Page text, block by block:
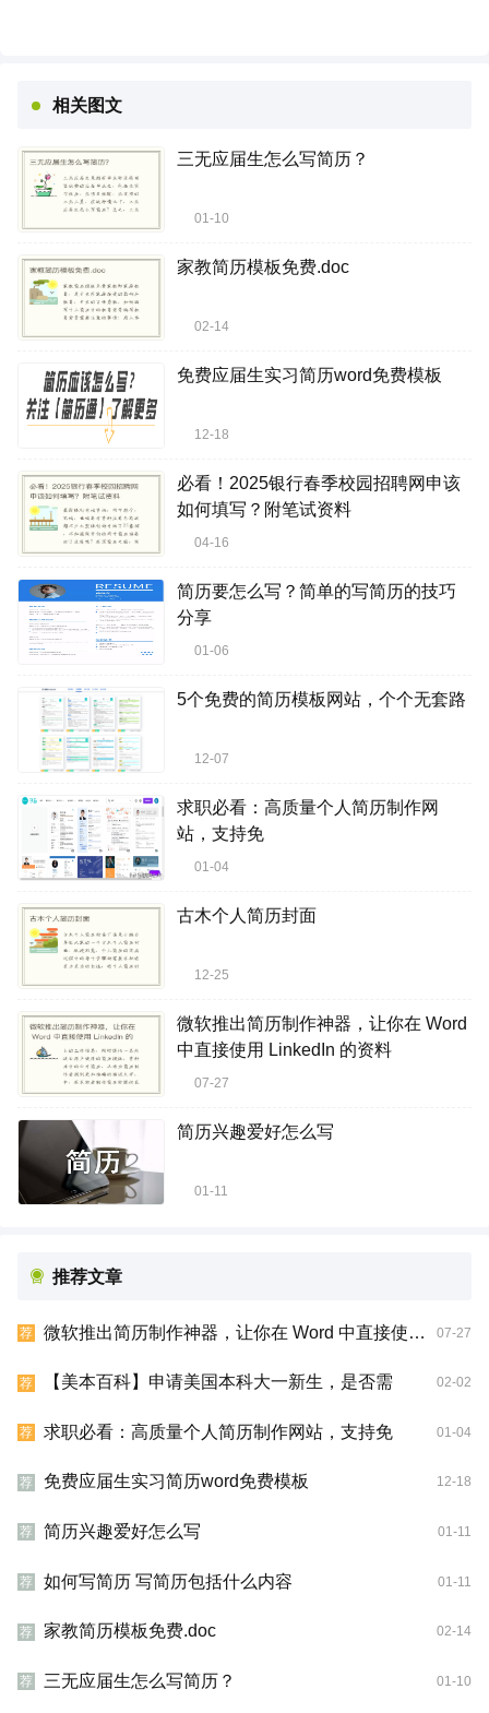
相关图文
三无应届生怎么写简历？
01-10
家教简历模板免费.doc
02-14
免费应届生实习简历word免费模板
12-18
必看！2025银行春季校园招聘网申该
如何填写？附笔试资料
04-16
简历要怎么写？简单的写简历的技巧
分享
01-06
5个免费的简历模板网站，个个无套路
12-07
求职必看：高质量个人简历制作网
站，支持免
01-04
古木个人简历封面
12-25
微软推出简历制作神器，让你在 Word
中直接使用 LinkedIn 的资料
07-27
简历兴趣爱好怎么写
01-11
推荐文章
荐 微软推出简历制作神器，让你在 Word 中直接使用 LinkedIn 的资料 07-27
荐 【美本百科】申请美国本科大一新生，是否需 02-02
荐 求职必看：高质量个人简历制作网站，支持免 01-04
荐 免费应届生实习简历word免费模板 12-18
荐 简历兴趣爱好怎么写 01-11
荐 如何写简历 写简历包括什么内容 01-11
荐 家教简历模板免费.doc 02-14
荐 三无应届生怎么写简历？ 01-10